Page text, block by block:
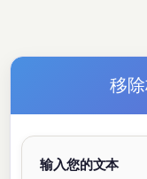
移
输入您的文本